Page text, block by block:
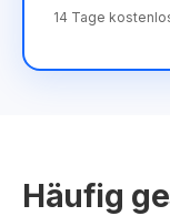
14 Tage
Häufig